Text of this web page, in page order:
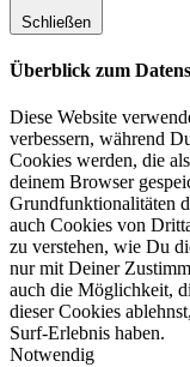
Schließen
Überblick zum
Diese Website
verbessern, während
Cookies werden, die
deinem Browser
Grundfunktionalitäten
auch Cookies von
zu verstehen, wie Du
nur mit Deiner
auch die Möglichkeit,
dieser Cookies
Surf-Erlebnis haben.
Notwendig